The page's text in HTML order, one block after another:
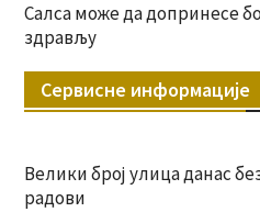
Салса може да допринесе
здрављу
Сервисне информације
Велики број улица данас
радови